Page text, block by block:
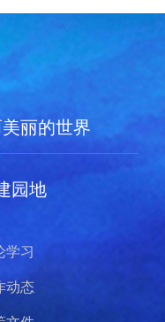
丽的世界
园地
学习
动态